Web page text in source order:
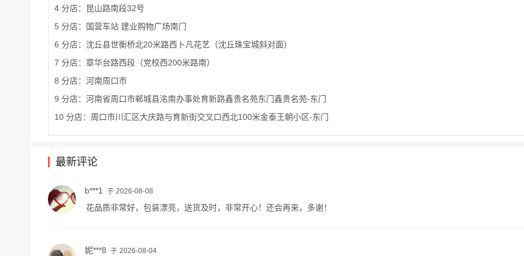
4 分店：昆山路南段32号
5 分店：国营车站 建业购物广场南门
6 分店：沈丘县世衡桥北20米路西卜凡花艺（沈丘珠宝城斜对面）
7 分店：章华台路西段（党校西200米路南）
8 分店：河南周口市
9 分店：河南省周口市郸城县洺南办事处育新路鑫贵名苑东门鑫贵名苑-东门
10 分店：周口市川汇区大庆路与育新街交叉口西北100米金泰王朝小区-东门
最新评论
b***1 于 2026-08-08
花品质非常好，包装漂亮，送货及时，非常开心！还会再来，多谢！
妮***8 于 2026-08-04